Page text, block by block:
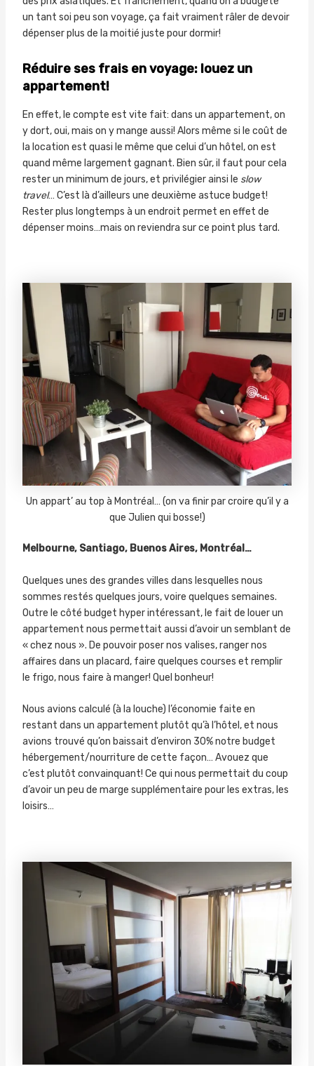
un tant soi peu son voyage, ça fait vraiment râler de devoir
dépenser plus de la moitié juste pour dormir!
Réduire ses frais en voyage: louez un
appartement!
En effet, le compte est vite fait: dans un appartement, on
y dort, oui, mais on y mange aussi! Alors même si le coût de
la location est quasi le même que celui d’un hôtel, on est
quand même largement gagnant. Bien sûr, il faut pour cela
rester un minimum de jours, et privilégier ainsi le slow
travel… C’est là d’ailleurs une deuxième astuce budget!
Rester plus longtemps à un endroit permet en effet de
dépenser moins…mais on reviendra sur ce point plus tard.
Un appart’ au top à Montréal… (on va finir par croire qu’il y a
que Julien qui bosse!)
Melbourne, Santiago, Buenos Aires, Montréal…
Quelques unes des grandes villes dans lesquelles nous
sommes restés quelques jours, voire quelques semaines.
Outre le côté budget hyper intéressant, le fait de louer un
appartement nous permettait aussi d’avoir un semblant de
« chez nous ». De pouvoir poser nos valises, ranger nos
affaires dans un placard, faire quelques courses et remplir
le frigo, nous faire à manger! Quel bonheur!
Nous avions calculé (à la louche) l’économie faite en
restant dans un appartement plutôt qu’à l’hôtel, et nous
avions trouvé qu’on baissait d’environ 30% notre budget
hébergement/nourriture de cette façon… Avouez que
c’est plutôt convainquant! Ce qui nous permettait du coup
d’avoir un peu de marge supplémentaire pour les extras, les
loisirs…